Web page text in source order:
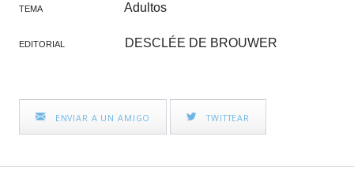
TEMA Adultos
EDITORIAL DESCLÉE DE BROUWER
ENVIAR A UN AMIGO TWITTEAR